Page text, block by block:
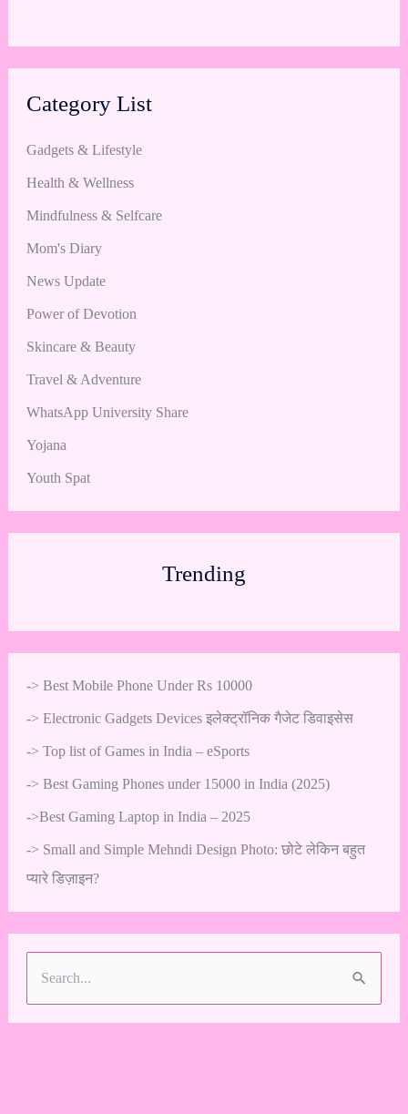
Category List
Gadgets & Lifestyle
Health & Wellness
Mindfulness & Selfcare
Mom's Diary
News Update
Power of Devotion
Skincare & Beauty
Travel & Adventure
WhatsApp University Share
Yojana
Youth Spat
Trending
-> Best Mobile Phone Under Rs 10000
-> Electronic Gadgets Devices इलेक्ट्रॉनिक गैजेट डिवाइसेस
-> Top list of Games in India – eSports
-> Best Gaming Phones under 15000 in India (2025)
->Best Gaming Laptop in India – 2025
-> Small and Simple Mehndi Design Photo: छोटे लेकिन बहुत
प्यारे डिज़ाइन?